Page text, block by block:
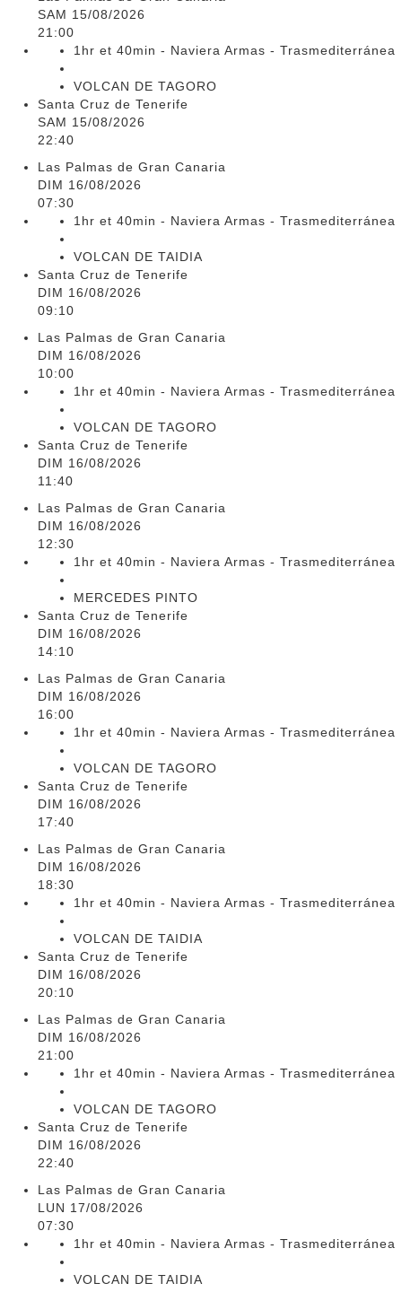
SAM 15/08/2026
21:00
1hr et 40min - Naviera Armas - Trasmediterránea
VOLCAN DE TAGORO
Santa Cruz de Tenerife
SAM 15/08/2026
22:40
Las Palmas de Gran Canaria
DIM 16/08/2026
07:30
1hr et 40min - Naviera Armas - Trasmediterránea
VOLCAN DE TAIDIA
Santa Cruz de Tenerife
DIM 16/08/2026
09:10
Las Palmas de Gran Canaria
DIM 16/08/2026
10:00
1hr et 40min - Naviera Armas - Trasmediterránea
VOLCAN DE TAGORO
Santa Cruz de Tenerife
DIM 16/08/2026
11:40
Las Palmas de Gran Canaria
DIM 16/08/2026
12:30
1hr et 40min - Naviera Armas - Trasmediterránea
MERCEDES PINTO
Santa Cruz de Tenerife
DIM 16/08/2026
14:10
Las Palmas de Gran Canaria
DIM 16/08/2026
16:00
1hr et 40min - Naviera Armas - Trasmediterránea
VOLCAN DE TAGORO
Santa Cruz de Tenerife
DIM 16/08/2026
17:40
Las Palmas de Gran Canaria
DIM 16/08/2026
18:30
1hr et 40min - Naviera Armas - Trasmediterránea
VOLCAN DE TAIDIA
Santa Cruz de Tenerife
DIM 16/08/2026
20:10
Las Palmas de Gran Canaria
DIM 16/08/2026
21:00
1hr et 40min - Naviera Armas - Trasmediterránea
VOLCAN DE TAGORO
Santa Cruz de Tenerife
DIM 16/08/2026
22:40
Las Palmas de Gran Canaria
LUN 17/08/2026
07:30
1hr et 40min - Naviera Armas - Trasmediterránea
VOLCAN DE TAIDIA